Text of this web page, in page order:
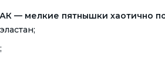
— мелкие пятнышки хаотично по
;